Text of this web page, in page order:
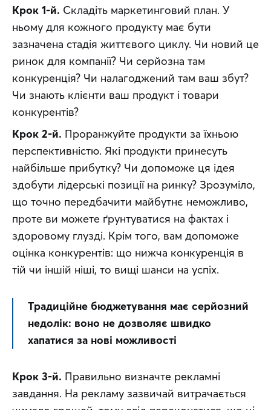
Крок 1-й. Складіть маркетинговий план. У
ньому для кожного продукту має бути
зазначена стадія життєвого циклу. Чи новий це
ринок для компанії? Чи серйозна там
конкуренція? Чи налагоджений там ваш збут?
Чи знають клієнти ваш продукт і товари
конкурентів?
Крок 2-й. Проранжуйте продукти за їхньою
перспективністю. Які продукти принесуть
найбільше прибутку? Чи допоможе ця ідея
здобути лідерські позиції на ринку? Зрозуміло,
що точно передбачити майбутнє неможливо,
проте ви можете ґрунтуватися на фактах і
здоровому глузді. Крім того, вам допоможе
оцінка конкурентів: що нижча конкуренція в
тій чи іншій ніші, то вищі шанси на успіх.
Традиційне бюджетування має серйозний
недолік: воно не дозволяє швидко
хапатися за нові можливості
Крок 3-й. Правильно визначте рекламні
завдання. На рекламу зазвичай витрачається